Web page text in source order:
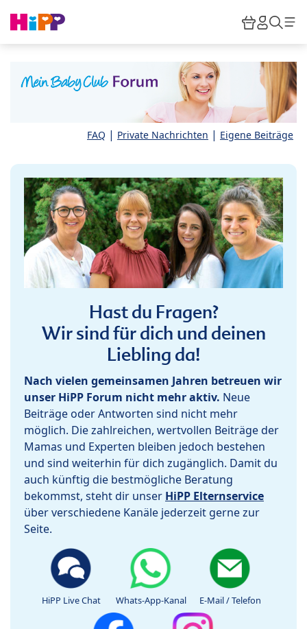
HiPP
FAQ | Private Nachrichten | Eigene Beiträge
Hast du Fragen?
Wir sind für dich und deinen
Liebling da!
Nach vielen gemeinsamen Jahren betreuen wir
unser HiPP Forum nicht mehr aktiv. Neue
Beiträge oder Antworten sind nicht mehr
möglich. Die zahlreichen, wertvollen Beiträge der
Mamas und Experten bleiben jedoch bestehen
und sind weiterhin für dich zugänglich. Damit du
auch künftig die bestmögliche Beratung
bekommst, steht dir unser HiPP Elternservice
über verschiedene Kanäle jederzeit gerne zur
Seite.
HiPP Live Chat Whats-App-Kanal E-Mail / Telefon